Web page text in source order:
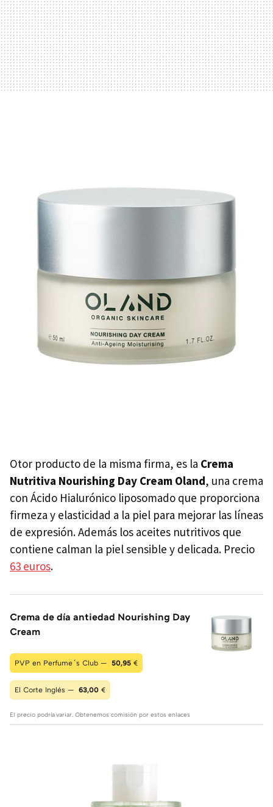
Otor producto de la misma firma, es la Crema
Nutritiva Nourishing Day Cream Oland, una crema
con Ácido Hialurónico liposomado que proporciona
firmeza y elasticidad a la piel para mejorar las líneas
de expresión. Además los aceites nutritivos que
contiene calman la piel sensible y delicada. Precio
63 euros.
Crema de día antiedad Nourishing Day
Cream
PVP en Perfume´s Club — 50,95 €
El Corte Inglés — 63,00 €
El precio podría variar. Obtenemos comisión por estos enlaces